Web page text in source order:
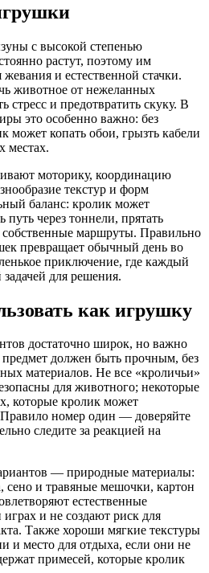
с высокой степенью
растут, поэтому им
и естественной стачки.
животное от нежеланных
стресс и предотвратить скуку. В
это особенно важно: без
может копать обои, грызть кабели
местах.
моторику, координацию
текстур и форм
баланс: кролик может
путь через тоннели, прятать
маршруты. Правильно
превращает обычный день во
приключение, где каждый
для решения.
как игрушку
достаточно широк, но важно
должен быть прочным, без
материалов. Не все «кроличьи»
для животного; некоторые
которые кролик может
Правило номер один — доверяйте
следите за реакцией на
— природные материалы:
сено и травяные мешочки, картон
естественные
и не создают риск для
Также хороши мягкие текстуры
и место для отдыха, если они не
примесей, которые кролик